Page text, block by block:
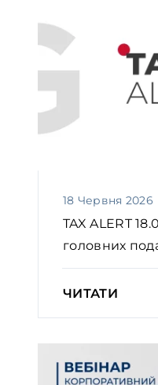
18 Червня 2026
TAX ALERT
головних
ЧИТАТИ